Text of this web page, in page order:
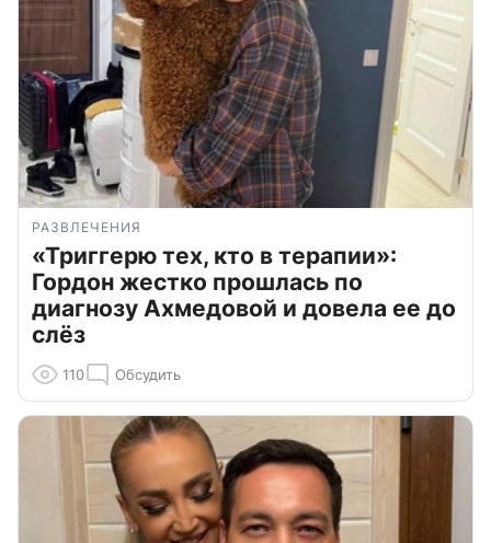
РАЗВЛЕЧЕНИЯ
«Триггерю тех, кто в терапии»:
Гордон жестко прошлась по
диагнозу Ахмедовой и довела ее до
слёз
110 Обсудить